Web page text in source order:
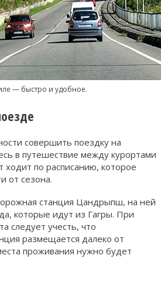
— быстро и удобное.
совершить поездку на
в путешествие между курортами
ходит по расписанию, которое
от сезона.
станция Цандрыпш, на ней
которые идут из Гагры. При
следует учесть, что
размещается далеко от
проживания нужно будет